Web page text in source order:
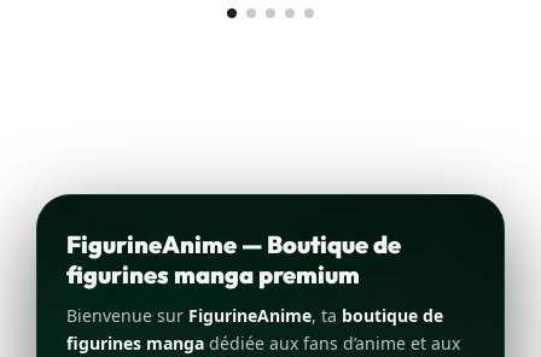
FigurineAnime — Boutique de
figurines manga premium
Bienvenue sur FigurineAnime, ta boutique de
figurines manga dédiée aux fans d’anime et aux